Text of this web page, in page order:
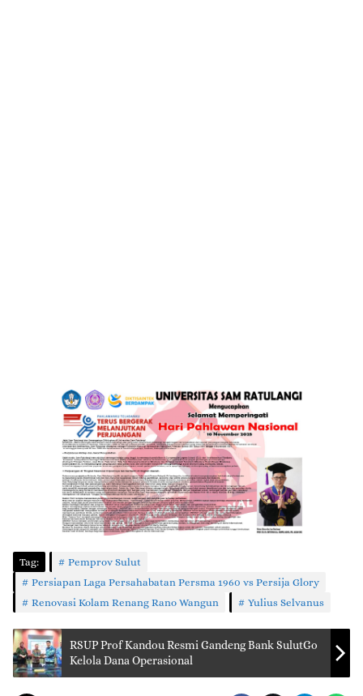
Tag:
Pemprov Sulut
Persiapan Laga Persahabatan Persma 1960 vs Persija Glory
Renovasi Kolam Renang Rano Wangun
Yulius Selvanus
RSUP Prof Kandou Resmi Gandeng Bank SulutGo
Kelola Dana Operasional